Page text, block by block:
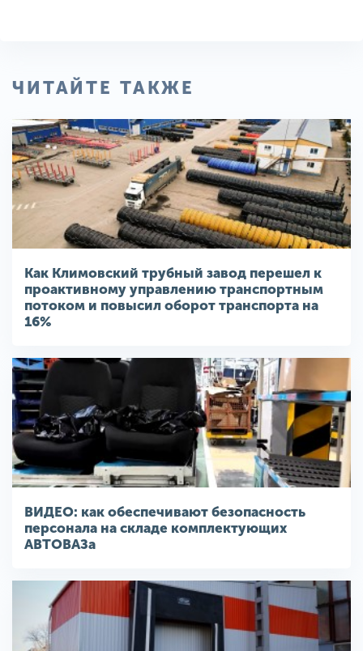
ЧИТАЙТЕ ТАКЖЕ
Как Климовский трубный завод перешел к
проактивному управлению транспортным
потоком и повысил оборот транспорта на
16%
ВИДЕО: как обеспечивают безопасность
персонала на складе комплектующих
АВТОВАЗа